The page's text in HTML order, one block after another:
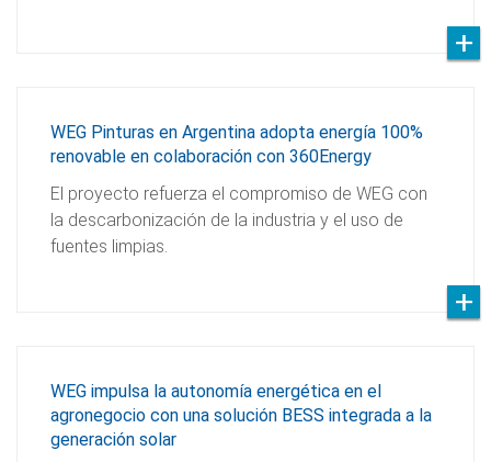
WEG Pinturas en Argentina adopta energía 100%
renovable en colaboración con 360Energy
El proyecto refuerza el compromiso de WEG con
la descarbonización de la industria y el uso de
fuentes limpias.
WEG impulsa la autonomía energética en el
agronegocio con una solución BESS integrada a la
generación solar